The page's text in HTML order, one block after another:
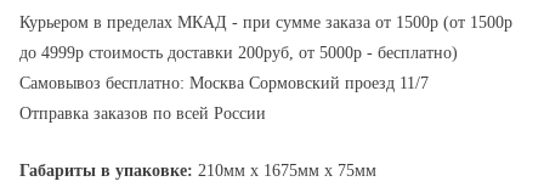
Курьером в пределах МКАД - при сумме заказа от 1500р (от 1500р
до 4999р стоимость доставки 200руб, от 5000р - бесплатно)
Самовывоз бесплатно: Москва Сормовский проезд 11/7
Отправка заказов по всей России
Габариты в упаковке: 210мм x 1675мм x 75мм